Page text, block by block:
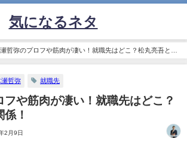
気になるネタ
哲弥のプロフや筋肉が凄い！就職先はどこ？松丸亮吾との
瀬哲弥 就職先
フや筋肉が凄い！就職先はどこ？
！
2月9日